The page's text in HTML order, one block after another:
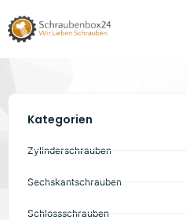
Kategorien
Zylinderschrauben
Sechskantschrauben
Schlossschrauben